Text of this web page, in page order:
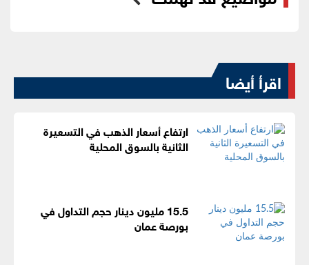
اقرأ أيضا
ارتفاع أسعار الذهب في التسعيرة
الثانية بالسوق المحلية
15.5 مليون دينار حجم التداول في
بورصة عمان